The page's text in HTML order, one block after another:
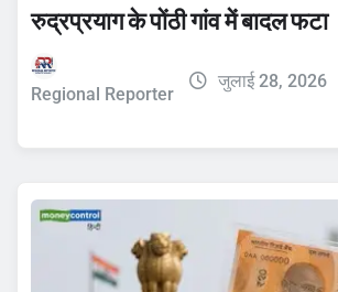
रुद्रप्रयाग के पोंठी गांव में बादल फटा
Regional Reporter
जुलाई 28, 2026